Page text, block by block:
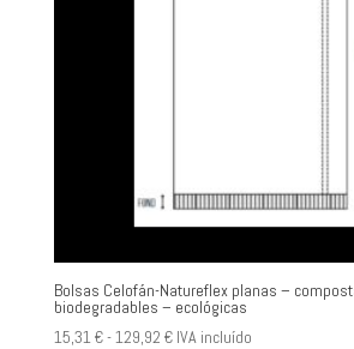
Bolsas Celofán-Natureflex planas –
biodegradables – ecológicas
15,31€-129,92 €Rango
IVA incluído